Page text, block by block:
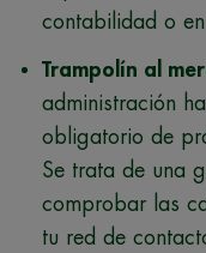
contabilidad o
Trampolín al
administración
obligatorio de
Se trata de una
comprobar las
tu red de